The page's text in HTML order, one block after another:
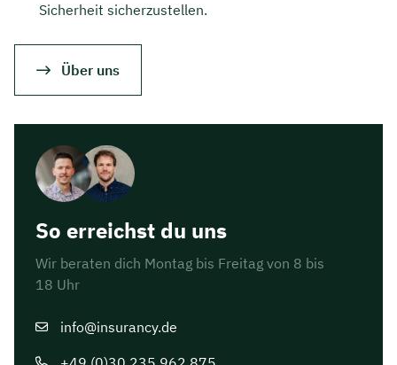
Sicherheit sicherzustellen.
Über uns
So erreichst du uns
Wir beraten dich Montag bis Freitag von 8 bis
18 Uhr
info@insurancy.de